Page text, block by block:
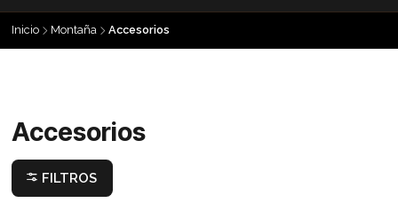
Inicio Montaña Accesorios
Accesorios
FILTROS